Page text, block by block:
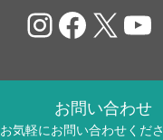
Instagram
X
お問い合わせ
お気軽にお問い合わせくだ